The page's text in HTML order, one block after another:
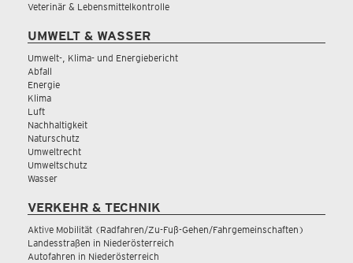
Veterinär & Lebensmittelkontrolle
UMWELT & WASSER
Umwelt-, Klima- und Energiebericht
Abfall
Energie
Klima
Luft
Nachhaltigkeit
Naturschutz
Umweltrecht
Umweltschutz
Wasser
VERKEHR & TECHNIK
Aktive Mobilität (Radfahren/Zu-Fuß-Gehen/Fahrgemeinschaften)
Landesstraßen in Niederösterreich
Autofahren in Niederösterreich